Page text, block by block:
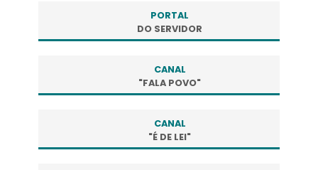
PORTAL
DO SERVIDOR
CANAL
"FALA POVO"
CANAL
"É DE LEI"